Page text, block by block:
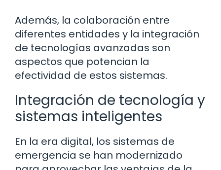
Además, la colaboración entre
diferentes entidades y la integración
de tecnologías avanzadas son
aspectos que potencian la
efectividad de estos sistemas.
Integración de tecnología y
sistemas inteligentes
En la era digital, los sistemas de
emergencia se han modernizado